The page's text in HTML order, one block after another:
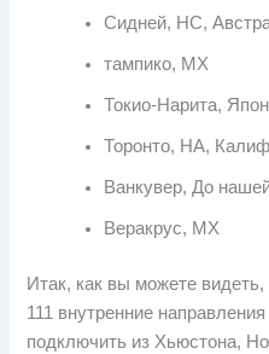
Сидней, НС,
тампико, МХ
Токио-Нарита,
Торонто, НА,
Ванкувер, До
Веракрус, МХ
Итак, как вы можете
111 внутренние
подключить из Хьюстона,